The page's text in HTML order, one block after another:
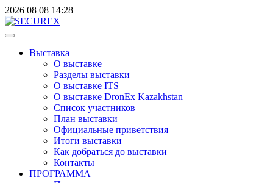
2026 08 08 14:28
Выставка
О выставке
Разделы выставки
О выставке ITS
О выставке DronEx Kazakhstan
Список участников
План выставки
Официальные приветствия
Итоги выставки
Как добраться до выставки
Контакты
ПРОГРАММА